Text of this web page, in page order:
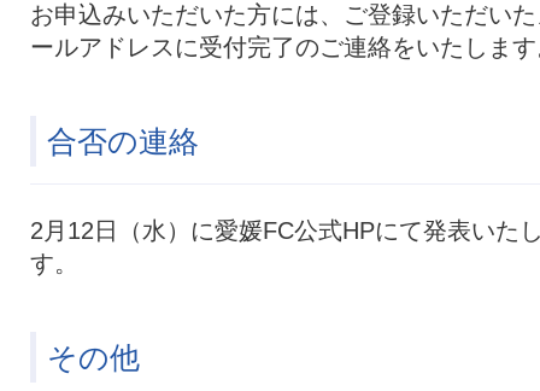
お申込みいただいた方には、ご登録いただい
ールアドレスに受付完了のご連絡をいたしま
合否の連絡
2月12日（水）に愛媛FC公式HPにて発表いた
す。
その他